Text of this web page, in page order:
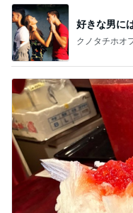
好きな男に
クノタチホオ